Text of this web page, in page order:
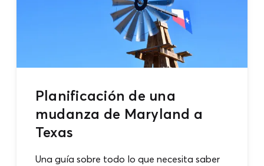
Planificación de una
mudanza de Maryland a
Texas
Una guía sobre todo lo que necesita saber